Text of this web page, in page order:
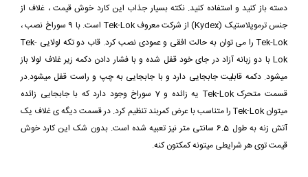
دسته باز کنید و استفاده کنید. نکته بسیار جذاب این کارد خوش قیمت ، غلاف از
جنس ترموپلاستیک (Kydex) از شرکت معروف Tek-Lok است. با 9 سوراخ نصب ،
Tek-Lok را می توان به حالت افقی و عمودی نصب کرد. قاب دو تکه لولایی Tek-
Lok با دو زبانه آزاد در جای خود قفل شده و با فشار دادن دکمه زیر غلاف لولا باز
میشود. دکمه قابلیت جابجایی دارد و با جابجایی به چپ و راست قفل میشود.در
قسمت متحرک Tek-Lok یه زائده و 7 سوراخ وجود دارد که با جابجایی زائده
میتوان Tek-Lok را متناسب با عرض کمربند تنظیم کرد. در قسمت دیگه ی غلاف یک
آتش زنه به طول 6.5 سانتی متر نیز تعبیه شده است. بدون شک این کارد خوش
قیمت توی هر شرایطی میتونه کمکتون کنه.